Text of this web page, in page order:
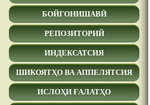
БОЙГОНИШАВӢ
РЕПОЗИТОРИЙ
ИНДЕКСАТСИЯ
ШИКОЯТҲО ВА АППЕЛЯТСИЯ
ИСЛОҲИ ҒАЛАТҲО